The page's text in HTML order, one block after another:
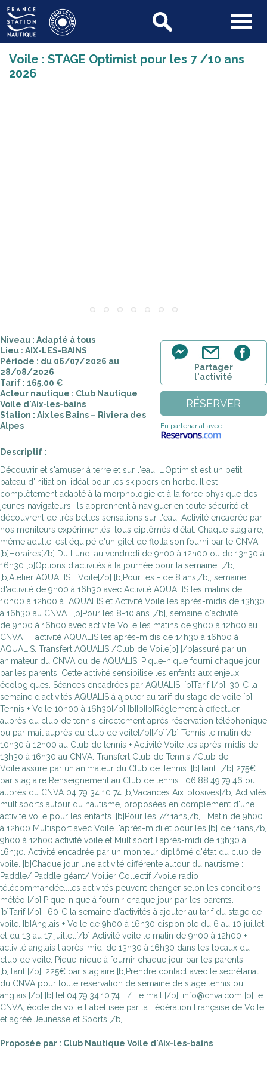
Voile : STAGE Optimist pour les 7 /10 ans
2026
Niveau : Adapté à tous
Lieu : AIX-LES-BAINS
Période : du 06/07/2026 au
28/08/2026
Tarif : 165.00 €
Acteur nautique : Club Nautique
Voile d'Aix-les-bains
Station : Aix les Bains – Riviera des
Alpes
Partager
l'activité
RÉSERVER
En partenariat avec
Descriptif :
Découvrir et s'amuser à terre et sur l'eau. L'Optimist est un petit
bateau d'initiation, idéal pour les skippers en herbe. Il est
complètement adapté à la morphologie et à la force physique des
jeunes navigateurs. Ils apprennent à naviguer en toute sécurité et
découvrent de très belles sensations sur l'eau. Activité encadrée par
nos moniteurs expérimentés, tous diplômés d'état. Chaque stagiaire,
même adulte, est équipé d'un gilet de flottaison fourni par le CNVA.
[b]Horaires[/b] Du Lundi au vendredi de 9h00 à 12h00 ou de 13h30 à
16h30 [b]Options d'activités à la journée pour la semaine :[/b]
[b]Atelier AQUALIS + Voile[/b] [b]Pour les - de 8 ans[/b], semaine
d'activité de 9h00 à 16h30 avec Activité AQUALIS les matins de
10h00 à 12h00 à AQUALIS et Activité Voile les après-midis de 13h30
à 16h30 au CNVA . [b]Pour les 8-10 ans [/b], semaine d'activité
de 9h00 à 16h00 avec activité Voile les matins de 9h00 à 12h00 au
CNVA + activité AQUALIS les après-midis de 14h30 à 16h00 à
AQUALIS. Transfert AQUALIS /Club de Voile[b] [/b]assuré par un
animateur du CNVA ou de AQUALIS. Pique-nique fourni chaque jour
par les parents. Cette activité sensibilise les enfants aux enjeux
écologiques. Séances encadrées par AQUALIS. [b]Tarif [/b]: 30 € la
semaine d'activités AQUALIS à ajouter au tarif du stage de voile [b]
Tennis + Voile 10h00 à 16h30[/b] [b][b][b]Règlement à effectuer
auprès du club de tennis directement après réservation téléphonique
ou par mail auprès du club de voile[/b][/b][/b] Tennis le matin de
10h30 à 12h00 au Club de tennis + Activité Voile les après-midis de
13h30 à 16h30 au CNVA. Transfert Club de Tennis /Club de
Voile assuré par un animateur du Club de Tennis. [b]Tarif :[/b] 275€
par stagiaire Renseignement au Club de tennis : 06.88.49.79.46 ou
auprès du CNVA 04 79 34 10 74 [b]Vacances Aix ’plosives[/b] Activités
multisports autour du nautisme, proposées en complément d'une
activité voile pour les enfants. [b]Pour les 7/11ans[/b] : Matin de 9h00
à 12h00 Multisport avec Voile l'après-midi et pour les [b]+de 11ans[/b]
9h00 à 12h00 activité voile et Multisport l'après-midi de 13h30 à
16h30. Activité encadrée par un moniteur diplômé d'état du club de
voile. [b]Chaque jour une activité différente autour du nautisme :
Paddle/ Paddle géant/ Voilier Collectif /voile radio
télécommandée...les activités peuvent changer selon les conditions
météo [/b] Pique-nique à fournir chaque jour par les parents.
[b]Tarif [/b]: 60 € la semaine d'activités à ajouter au tarif du stage de
voile. [b]Anglais + Voile de 9h00 à 16h30 disponible du 6 au 10 juillet
et du 13 au 17 juillet.[/b] Activité voile le matin de 9h00 à 12h00 +
activité anglais l'après-midi de 13h30 à 16h30 dans les locaux du
club de voile. Pique-nique à fournir chaque jour par les parents.
[b]Tarif [/b]: 225€ par stagiaire [b]Prendre contact avec le secrétariat
du CNVA pour toute réservation de semaine de stage tennis ou
anglais.[/b] [b]Tel:04.79.34.10.74 / e mail [/b]: info@cnva.com [b]Le
CNVA, école de voile Labellisée par la Fédération Française de Voile
et agréé Jeunesse et Sports.[/b]
Proposée par : Club Nautique Voile d'Aix-les-bains